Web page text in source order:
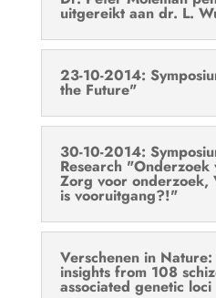
uitgereikt aan dr. L.
23-10-2014:
the Future"
30-10-2014:
Research
Zorg voor onderzoek,
is vooruitgang?!"
Verschenen in
insights from 108
associated genetic loci